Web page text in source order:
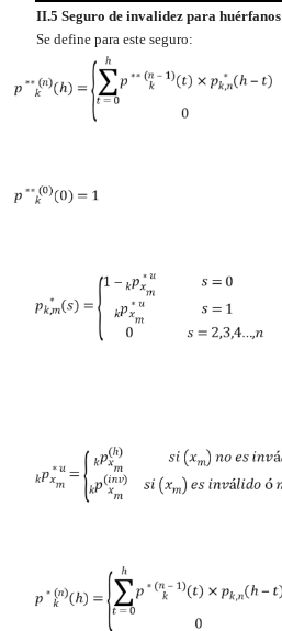
II.5 Seguro de invalidez para huérfanos
Se define para este seguro: